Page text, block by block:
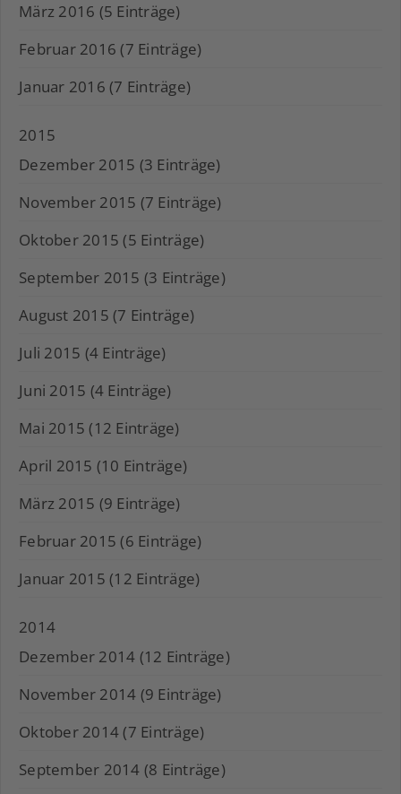
März 2016 (5 Einträge)
Februar 2016 (7 Einträge)
Januar 2016 (7 Einträge)
2015
Dezember 2015 (3 Einträge)
November 2015 (7 Einträge)
Oktober 2015 (5 Einträge)
September 2015 (3 Einträge)
August 2015 (7 Einträge)
Juli 2015 (4 Einträge)
Juni 2015 (4 Einträge)
Mai 2015 (12 Einträge)
April 2015 (10 Einträge)
März 2015 (9 Einträge)
Februar 2015 (6 Einträge)
Januar 2015 (12 Einträge)
2014
Dezember 2014 (12 Einträge)
November 2014 (9 Einträge)
Oktober 2014 (7 Einträge)
September 2014 (8 Einträge)